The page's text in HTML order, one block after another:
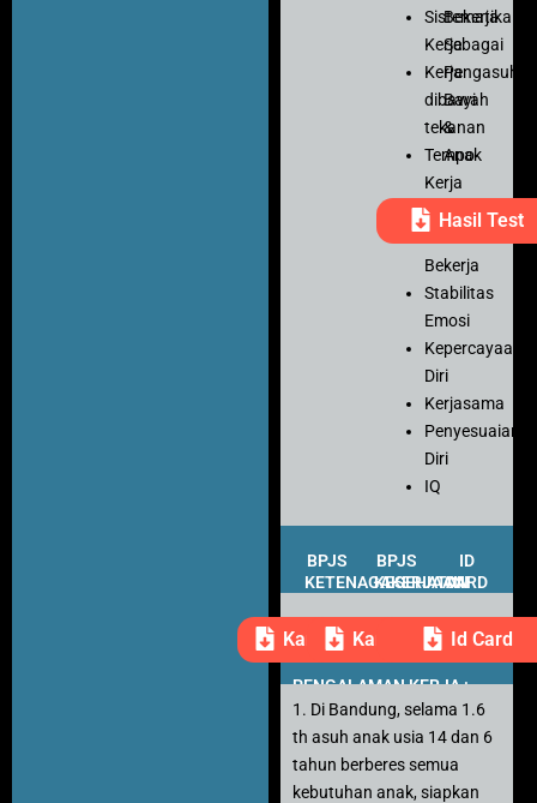
Sistematika
Kerja
Kerja
dibawah
tekanan
Tempo
Kerja
Ketelitian
Motivasi
Bekerja
Stabilitas
Emosi
Kepercayaan
Diri
Kerjasama
Penyesuaian
Diri
IQ
Bekerja
Sebagai
Pengasuh
Bayi
&
Anak
Hasil Test
BPJS
KETENAGAKERJAAN
BPJS
KESEHATAN
ID
CARD
Kartu PesertaKartu PesertaId Card
PENGALAMAN KERJA :
1. Di Bandung, selama 1.6
th asuh anak usia 14 dan 6
tahun berberes semua
kebutuhan anak, siapkan